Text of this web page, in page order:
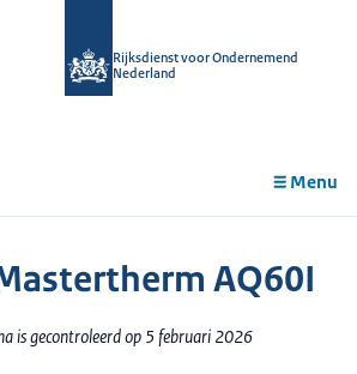
Rijksdienst voor Ondernemend
Nederland
Menu
AQ60I
is gecontroleerd op 5 februari 2026